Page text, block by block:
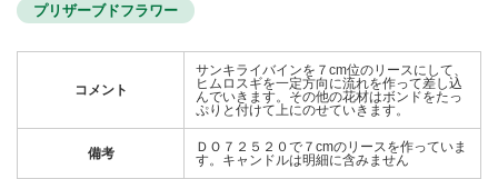
プリザーブドフラワー
コメント
サンキライバインを７cm位のリースにして、
ヒムロスギを一定方向に流れを作って差し込
んでいきます。その他の花材はボンドをたっ
ぷりと付けて上にのせていきます。
備考
ＤＯ７２５２０で７cmのリースを作っていま
す。キャンドルは明細に含みません